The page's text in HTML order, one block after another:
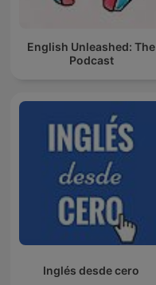
English Unleashed: The
Podcast
Inglés desde cero